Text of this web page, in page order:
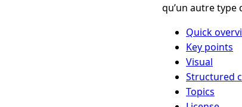
qu’un autre type
Quick
Key points
Visual
Structured
Topics